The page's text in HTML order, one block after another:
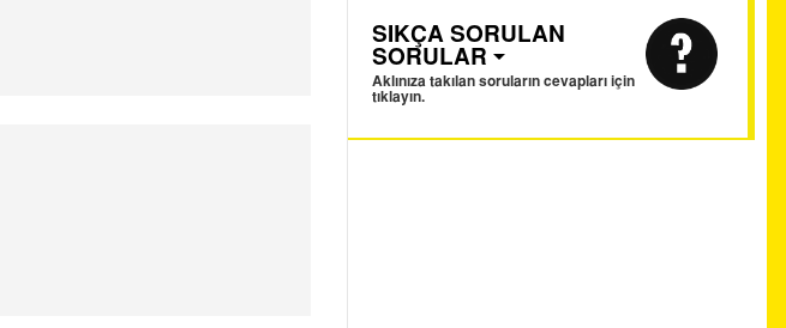
SIKÇA SORULAN
SORULAR
Aklınıza takılan soruların cevapları için
tıklayın.